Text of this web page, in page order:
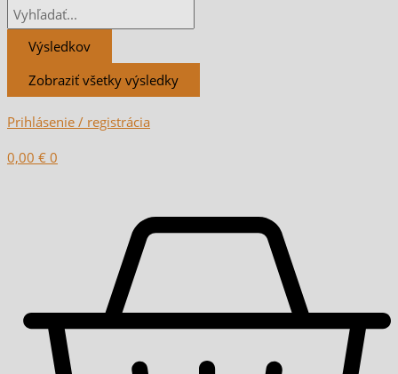
Výsledkov
Zobraziť všetky výsledky
Prihlásenie / registrácia
0,00 € 0